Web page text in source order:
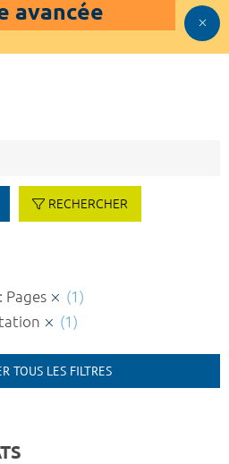
avancée
RECHERCHER
Pages
(1)
(1)
TOUS LES FILTRES